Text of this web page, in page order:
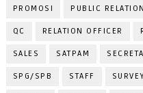
PROMOSI PUBLIC RELATION
QC RELATION OFFICER
SALES SATPAM
SPG/SPB STAFF